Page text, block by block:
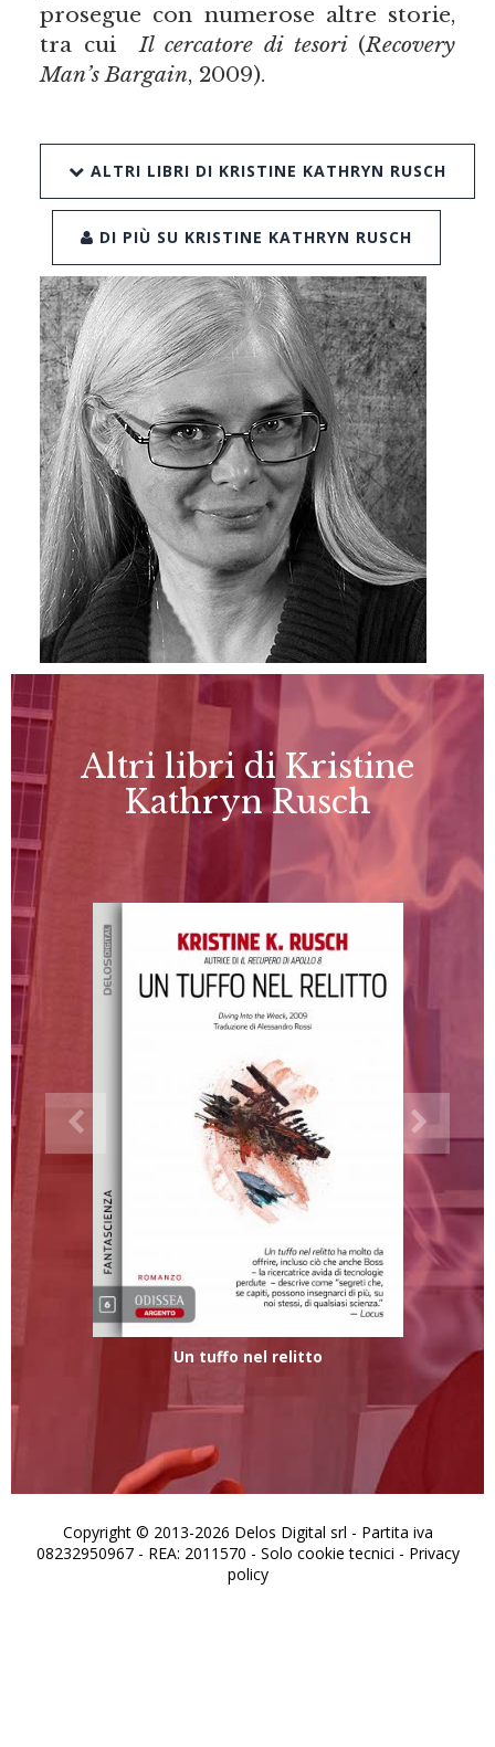
prosegue con numerose altre storie,
tra cuiIl cercatore di tesori (Recovery
Man’s Bargain, 2009).
ALTRI LIBRI DI KRISTINE KATHRYN RUSCH
DI PIÙ SU KRISTINE KATHRYN RUSCH
Altri libri di Kristine
Kathryn Rusch
Un tuffo nel relitto
Copyright © 2013-2026 Delos Digital srl - Partita iva
08232950967 - REA: 2011570 - Solo cookie tecnici - Privacy
policy